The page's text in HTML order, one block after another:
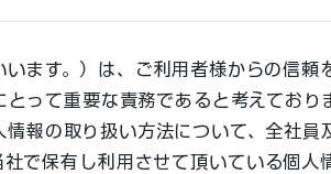
ます。）は、ご利用者様からの信頼
って重要な責務であると考えており
報の取り扱い方法について、全社員
で保有し利用させて頂いている個人